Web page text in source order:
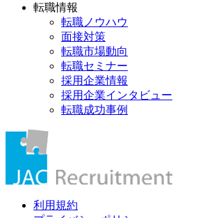
転職情報
転職ノウハウ
面接対策
転職市場動向
転職セミナー
採用企業情報
採用企業インタビュー
転職成功事例
利用規約